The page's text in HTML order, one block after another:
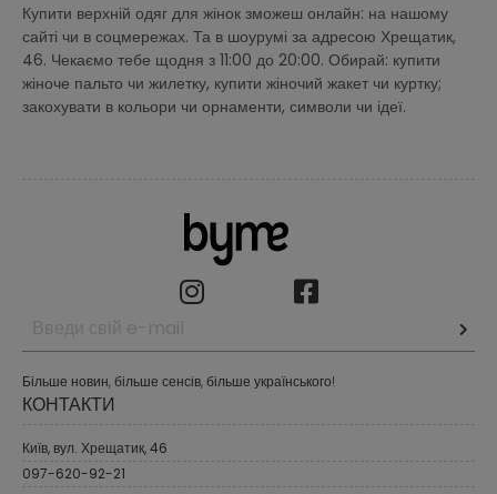
Купити верхній одяг для жінок зможеш онлайн: на нашому
сайті чи в соцмережах. Та в шоурумі за адресою Хрещатик,
46. Чекаємо тебе щодня з 11:00 до 20:00. Обирай: купити
жіноче пальто чи жилетку, купити жіночий жакет чи куртку;
закохувати в кольори чи орнаменти, символи чи ідеї.
Більше новин, більше сенсів, більше українського!
КОНТАКТИ
Київ, вул. Хрещатик, 46
097-620-92-21